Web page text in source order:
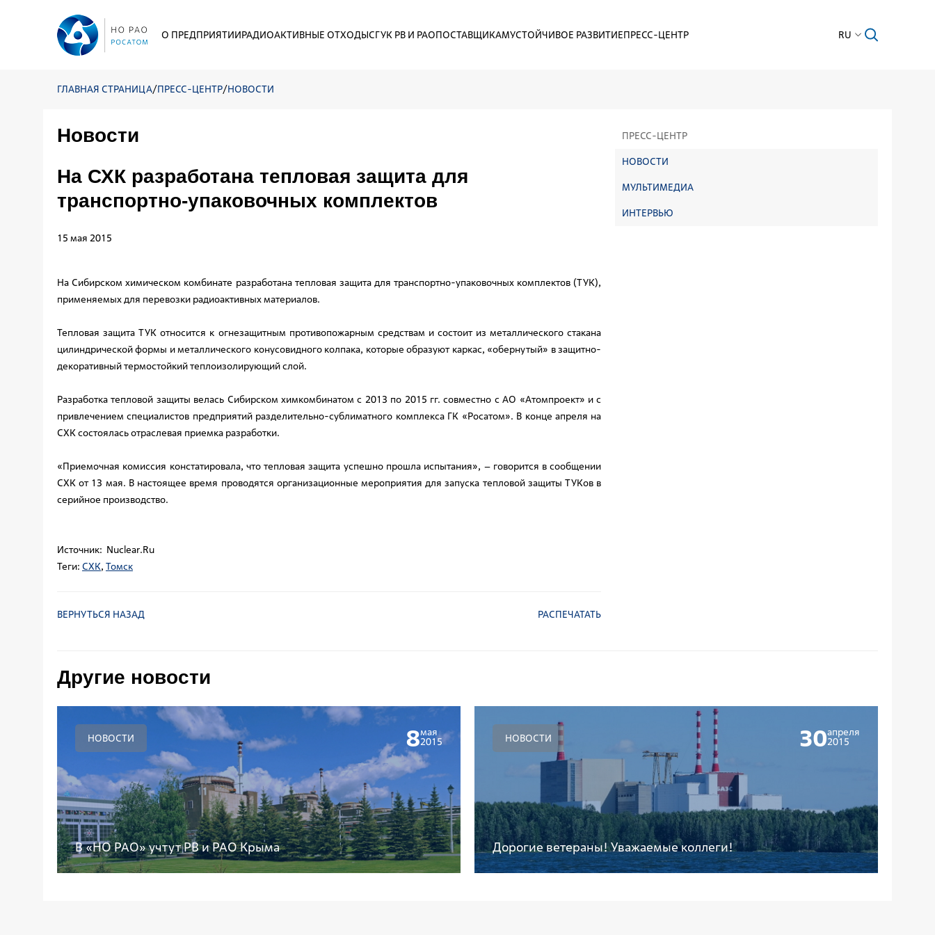
О ПРЕДПРИЯТИИРАДИОАКТИВНЫЕ ОТХОДЫСГУК РВ И РАОПОСТАВЩИКАМУСТОЙЧИВОЕ РАЗВИТИЕПРЕСС-ЦЕНТР RU
ГЛАВНАЯ СТРАНИЦА/ПРЕСС-ЦЕНТР/НОВОСТИ
ПРЕСС-ЦЕНТР
НОВОСТИ
МУЛЬТИМЕДИА
ИНТЕРВЬЮ
Новости
На СХК разработана тепловая защита для
транспортно-упаковочных комплектов
15 мая 2015
На Сибирском химическом комбинате разработана тепловая защита для транспортно-упаковочных комплектов (ТУК),
применяемых для перевозки радиоактивных материалов.
Тепловая защита ТУК относится к огнезащитным противопожарным средствам и состоит из металлического стакана
цилиндрической формы и металлического конусовидного колпака, которые образуют каркас, «обернутый» в защитно-
декоративный термостойкий теплоизолирующий слой.
Разработка тепловой защиты велась Сибирском химкомбинатом с 2013 по 2015 гг. совместно с АО «Атомпроект» и с
привлечением специалистов предприятий разделительно-сублиматного комплекса ГК «Росатом». В конце апреля на
СХК состоялась отраслевая приемка разработки.
«Приемочная комиссия констатировала, что тепловая защита успешно прошла испытания», – говорится в сообщении
СХК от 13 мая. В настоящее время проводятся организационные мероприятия для запуска тепловой защиты ТУКов в
серийное производство.
Источник: Nuclear.Ru
Теги: СХК, Томск
ВЕРНУТЬСЯ НАЗАД РАСПЕЧАТАТЬ
Другие новости
НОВОСТИ 8мая
2015
В «НО РАО» учтут РВ и РАО Крыма
НОВОСТИ 30апреля
2015
Дорогие ветераны! Уважаемые коллеги!